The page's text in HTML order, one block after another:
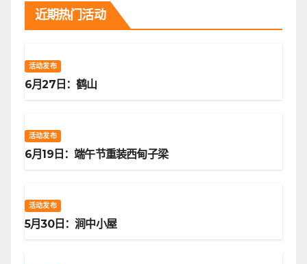
近期热门活动
活动发布
6月27日：鹤山
活动发布
6月19日：端午节重装西甸子梁
活动发布
5月30日：涧中小屋